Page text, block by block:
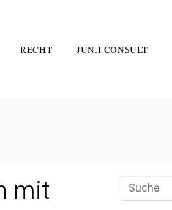
RECHT JUN.I CONSULT
mit